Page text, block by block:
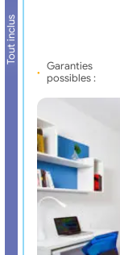
Tout inclus
Garanties
possibles :